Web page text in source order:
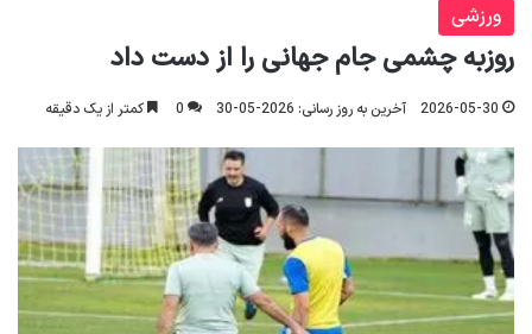
ورزشی
روزبه چشمی جام جهانی را از دست داد
2026-05-30 آخرین به روز رسانی: 2026-05-30 0 کمتر از یک دقیقه